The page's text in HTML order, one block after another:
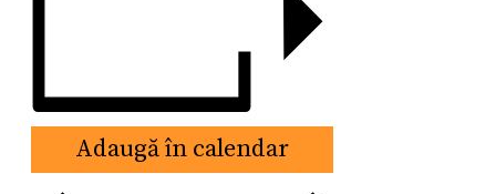
Adaugă în calendar